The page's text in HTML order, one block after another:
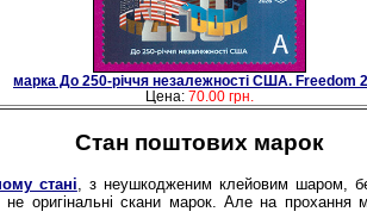
марка До 250-рiччя незалежностi США. Freedom
Цена: 70.00 грн.
Стан поштових марок
стані , з неушкодженим клейовим шаром,
не оригінальні скани марок. Але на